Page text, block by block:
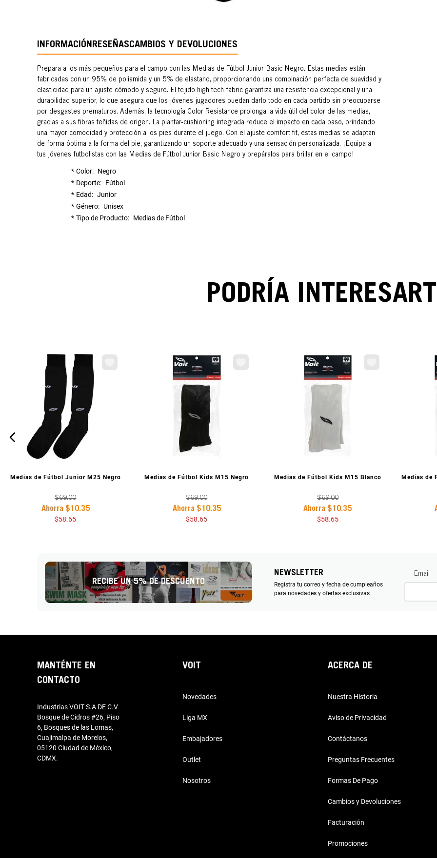
INFORMACIÓNRESEÑASCAMBIOS Y DEVOLUCIONES
Prepara a los más pequeños para el campo con las Medias de Fútbol Junior Basic Negro. Estas medias están
fabricadas con un 95% de poliamida y un 5% de elastano, proporcionando una combinación perfecta de suavidad y
elasticidad para un ajuste cómodo y seguro. El tejido high tech fabric garantiza una resistencia excepcional y una
durabilidad superior, lo que asegura que los jóvenes jugadores puedan darlo todo en cada partido sin preocuparse
por desgastes prematuros. Además, la tecnología Color Resistance prolonga la vida útil del color de las medias,
gracias a sus fibras teñidas de origen. La plantar-cushioning integrada reduce el impacto en cada paso, brindando
una mayor comodidad y protección a los pies durante el juego. Con el ajuste comfort fit, estas medias se adaptan
de forma óptima a la forma del pie, garantizando un soporte adecuado y una sensación personalizada. ¡Equipa a
tus jóvenes futbolistas con las Medias de Fútbol Junior Basic Negro y prepáralos para brillar en el campo!
Color
Negro
Deporte
Fútbol
Edad
Junior
Género
Unisex
Tipo de Producto
Medias de Fútbol
PODRÍA
VISTA PREVIA
Medias de Fútbol Junior M25 Negro
$69.00
Ahorra $10.35
$58.65
VISTA PREVIA
Medias de Fútbol Kids M15 Negro
$69.00
Ahorra $10.35
$58.65
VISTA PREVIA
Medias de Fútbol Kids M15 Blanco
$69.00
Ahorra $10.35
$58.65
Medias de
RECIBE UN 5% DE DESCUENTO
NEWSLETTER
Registra tu correo y fecha de cumpleaños
para novedades y ofertas exclusivas
Email
MANTÉNTE EN
CONTACTO
Industrias VOIT S.A DE C.V
Bosque de Cidros #26, Piso
6, Bosques de las Lomas,
Cuajimalpa de Morelos,
05120 Ciudad de México,
CDMX.
VOIT
Novedades
Liga MX
Embajadores
Outlet
Nosotros
ACERCA DE
Nuestra Historia
Aviso de Privacidad
Contáctanos
Preguntas Frecuentes
Formas De Pago
Cambios y Devoluciones
Facturación
Promociones